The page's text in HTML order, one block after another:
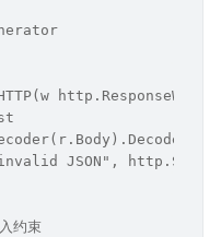
JSON",
约束